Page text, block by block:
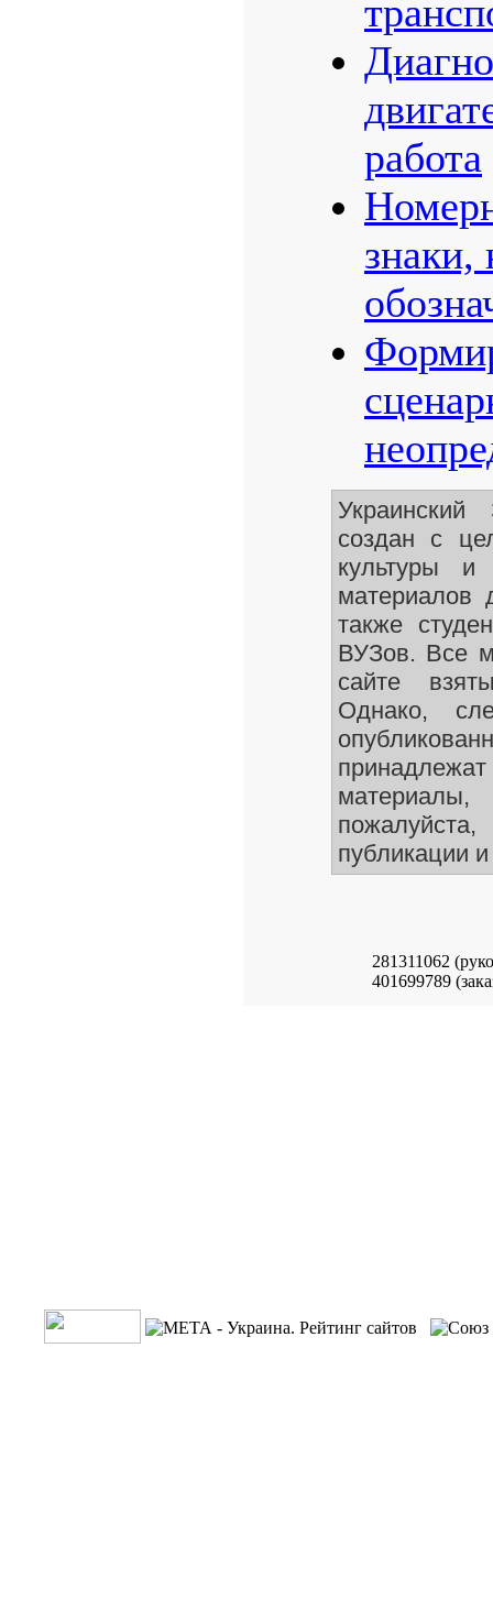
работа
знаки,
создан с
культуры и
материалов
также
ВУЗов. Все
сайте
Однако,
публикации
281311062
401699789